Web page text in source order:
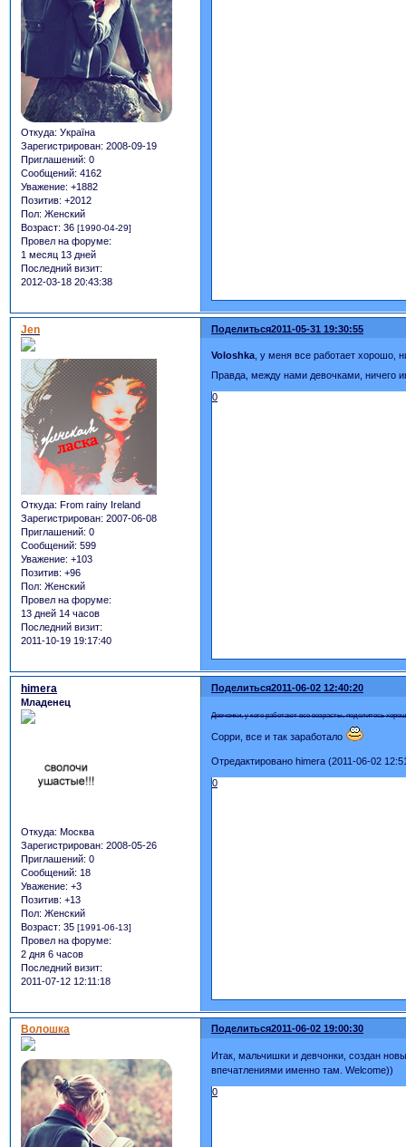
Откуда: Україна
Зарегистрирован: 2008-09-19
Приглашений: 0
Сообщений: 4162
Уважение: +1882
Позитив: +2012
Пол: Женский
Возраст: 36 [1990-04-29]
Провел на форуме:
1 месяц 13 дней
Последний визит:
2012-03-18 20:43:38
Поделиться2011-05-31 19:30:55
Jen
Откуда: From rainy Ireland
Зарегистрирован: 2007-06-08
Приглашений: 0
Сообщений: 599
Уважение: +103
Позитив: +96
Пол: Женский
Провел на форуме:
13 дней 14 часов
Последний визит:
2011-10-19 19:17:40
Voloshka , у меня все работает хорошо,
Правда, между нами девочками, ничего
0
Поделиться2011-06-02 12:40:20
himera
Младенец
Откуда: Москва
Зарегистрирован: 2008-05-26
Приглашений: 0
Сообщений: 18
Уважение: +3
Позитив: +13
Пол: Женский
Возраст: 35 [1991-06-13]
Провел на форуме:
2 дня 6 часов
Последний визит:
2011-07-12 12:11:18
Девчонки, у кого работают все возрасты, поделитесь
Сорри, все и так заработало
Отредактировано himera (2011-06-02
0
Поделиться2011-06-02 19:00:30
Волошка
Итак, мальчишки и девчонки, создан
впечатлениями именно там. Welcome))
0